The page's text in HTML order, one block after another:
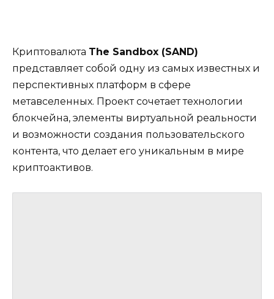
Криптовалюта The Sandbox (SAND)
представляет собой одну из самых известных и
перспективных платформ в сфере
метавселенных. Проект сочетает технологии
блокчейна, элементы виртуальной реальности
и возможности создания пользовательского
контента, что делает его уникальным в мире
криптоактивов.